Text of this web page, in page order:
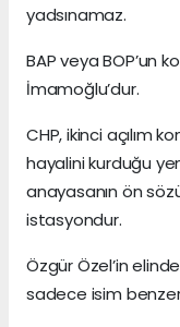
yadsınamaz.
BAP veya BOP’un
İmamoğlu’dur.
CHP, ikinci açılım
hayalini kurduğu
anayasanın ön
istasyondur.
Özgür Özel’in
sadece isim